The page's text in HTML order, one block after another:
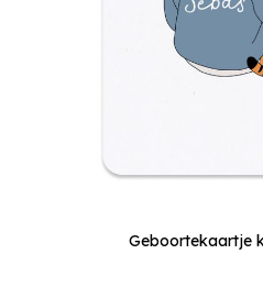
Geboortekaartje